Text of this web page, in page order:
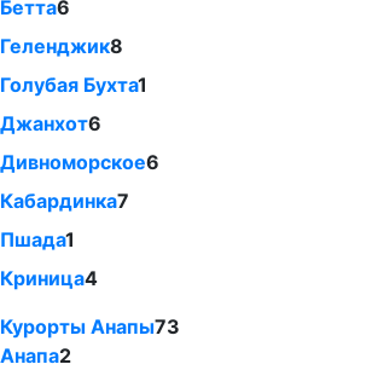
Бетта6
Геленджик8
Голубая Бухта1
Джанхот6
Дивноморское6
Кабардинка7
Пшада1
Криница4
Курорты Анапы73
Анапа2